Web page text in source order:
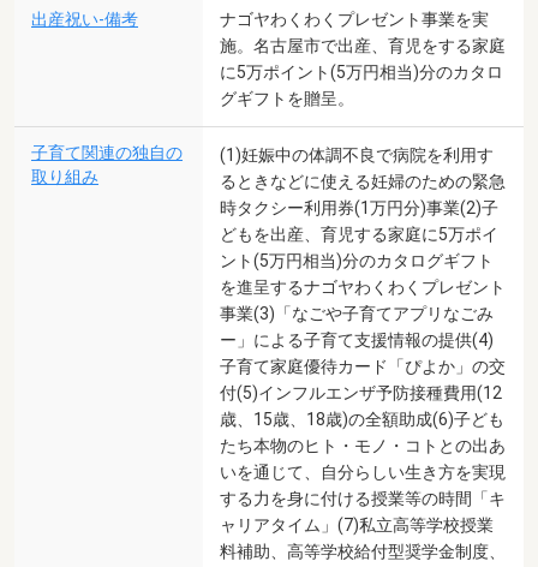
出産祝い-備考
ナゴヤわくわくプレゼント事業を実
施。名古屋市で出産、育児をする家庭
に5万ポイント(5万円相当)分のカタロ
グギフトを贈呈。
子育て関連の独自の
取り組み
(1)妊娠中の体調不良で病院を利用す
るときなどに使える妊婦のための緊急
時タクシー利用券(1万円分)事業(2)子
どもを出産、育児する家庭に5万ポイ
ント(5万円相当)分のカタログギフト
を進呈するナゴヤわくわくプレゼント
事業(3)「なごや子育てアプリなごみ
ー」による子育て支援情報の提供(4)
子育て家庭優待カード「ぴよか」の交
付(5)インフルエンザ予防接種費用(12
歳、15歳、18歳)の全額助成(6)子ども
たち本物のヒト・モノ・コトとの出あ
いを通じて、自分らしい生き方を実現
する力を身に付ける授業等の時間「キ
ャリアタイム」(7)私立高等学校授業
料補助、高等学校給付型奨学金制度、